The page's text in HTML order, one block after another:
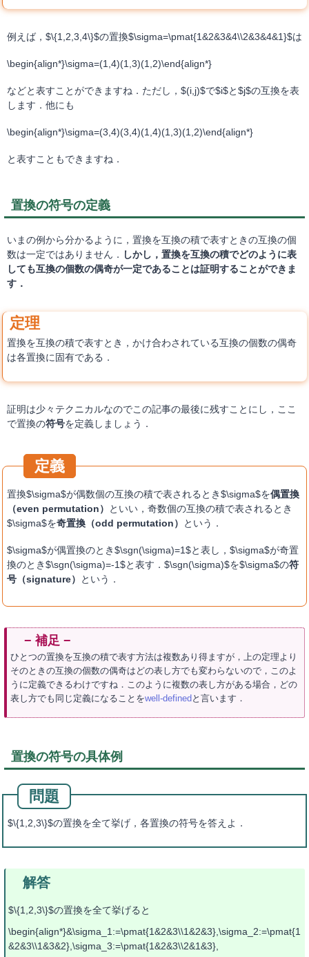
例えば，$\{1,2,3,4\}$の置換$\sigma=\pmat{1&2&3&4\\2&3&4&1}$は
\begin{align*}\sigma=(1,4)(1,3)(1,2)\end{align*}
などと表すことができますね．ただし，$(i,j)$で$i$と$j$の互換を表
します．他にも
\begin{align*}\sigma=(3,4)(3,4)(1,4)(1,3)(1,2)\end{align*}
と表すこともできますね．
置換の符号の定義
いまの例から分かるように，置換を互換の積で表すときの互換の個
数は一定ではありません． しかし，置換を互換の積でどのように表
しても互換の個数の偶奇が一定であることは証明することができま
す．
置換を互換の積で表すとき，かけ合わされている互換の個数の偶奇
は各置換に固有である．
証明は少々テクニカルなのでこの記事の最後に残すことにし，ここ
で置換の符号を定義しましょう．
置換$\sigma$が偶数個の互換の積で表されるとき$\sigma$を偶置換
（even permutation）
といい，奇数個の互換の積で表されるとき
$\sigma$を奇置換（odd permutation） という．
$\sigma$が偶置換のとき$\sgn(\sigma)=1$と表し，$\sigma$が奇置
換のとき$\sgn(\sigma)=-1$と表す．$\sgn(\sigma)$を$\sigma$の符
号（signature）
という．
ひとつの置換を互換の積で表す方法は複数あり得ますが，上の定理より
そのときの互換の個数の偶奇はどの表し方でも変わらないので，このよ
うに定義できるわけですね．このように複数の表し方がある場合，どの
表し方でも同じ定義になることをwell-defined と言います．
置換の符号の具体例
$\{1,2,3\}$の置換を全て挙げ，各置換の符号を答えよ．
$\{1,2,3\}$の置換を全て挙げると
\begin{align*}&\sigma_1:=\pmat{1&2&3\\1&2&3},\sigma_2:=\pmat{1
&2&3\\1&3&2},\sigma_3:=\pmat{1&2&3\\2&1&3},